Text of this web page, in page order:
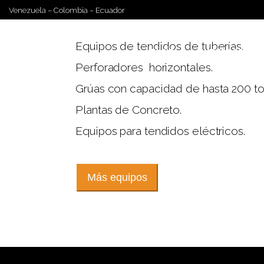
Venezuela – Colombia – Ecuador
INICIO ¿QUIÉNES SOMOS?
Equipos de tendidos de tuberías.
Perforadores horizontales.
Grúas con capacidad de hasta 200
Plantas de Concreto.
Equipos para tendidos eléctricos.
Más equipos